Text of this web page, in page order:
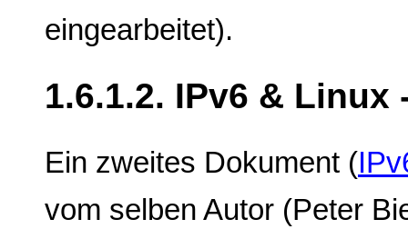
eingearbeitet).
1.6.1.2. IPv6 & Linux
Ein zweites Dokument (
vom selben Autor (Peter